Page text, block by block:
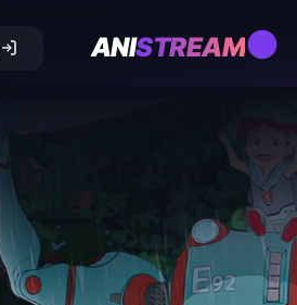
ANISTREAM